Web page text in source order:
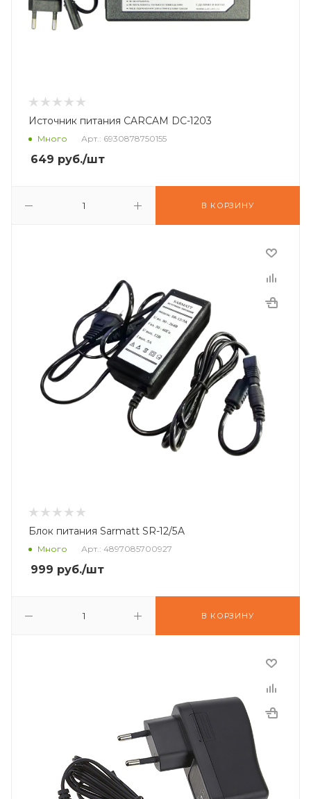
Источник питания CARCAM DC-1203
Много Арт.: 6930878750155
649 руб./шт
В КОРЗИНУ
Блок питания Sarmatt SR-12/5A
Много Арт.: 4897085700927
999 руб./шт
В КОРЗИНУ